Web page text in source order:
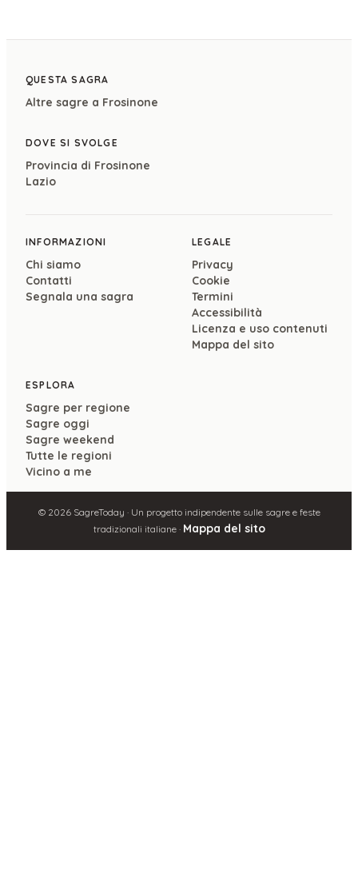
QUESTA SAGRA
Altre sagre a Frosinone
DOVE SI SVOLGE
Provincia di Frosinone
Lazio
INFORMAZIONI
Chi siamo
Contatti
Segnala una sagra
LEGALE
Privacy
Cookie
Termini
Accessibilità
Licenza e uso contenuti
Mappa del sito
ESPLORA
Sagre per regione
Sagre oggi
Sagre weekend
Tutte le regioni
Vicino a me
© 2026SagreToday · Un progetto indipendente sulle sagre e feste
tradizionali italiane · Mappa del sito